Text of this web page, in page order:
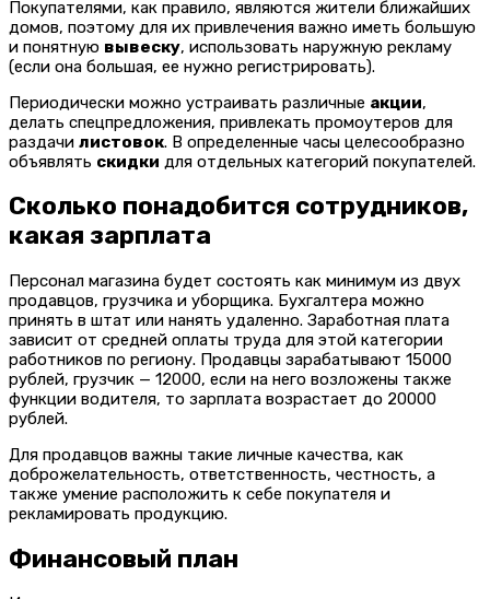
Покупателями, как правило, являются жители ближайших
домов, поэтому для их привлечения важно иметь большую
и понятную вывеску, использовать наружную рекламу
(если она большая, ее нужно регистрировать).
Периодически можно устраивать различные акции,
делать спецпредложения, привлекать промоутеров для
раздачи листовок. В определенные часы целесообразно
объявлять скидки для отдельных категорий покупателей.
Сколько понадобится сотрудников,
какая зарплата
Персонал магазина будет состоять как минимум из двух
продавцов, грузчика и уборщика. Бухгалтера можно
принять в штат или нанять удаленно. Заработная плата
зависит от средней оплаты труда для этой категории
работников по региону. Продавцы зарабатывают 15000
рублей, грузчик — 12000, если на него возложены также
функции водителя, то зарплата возрастает до 20000
рублей.
Для продавцов важны такие личные качества, как
доброжелательность, ответственность, честность, а
также умение расположить к себе покупателя и
рекламировать продукцию.
Финансовый план